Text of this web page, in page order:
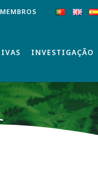
INVESTIGAÇÃO